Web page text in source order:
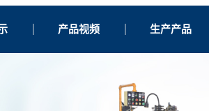
产品视频 生产产品